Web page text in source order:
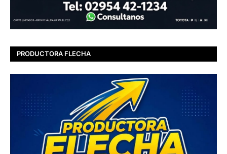
PRODUCTORA FLECHA